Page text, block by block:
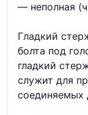
— неполная
Гладкий
болта под
гладкий
служит для
соединяемых